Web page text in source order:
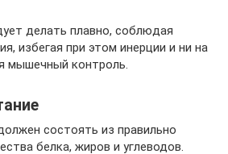
делать плавно, соблюдая
избегая при этом инерции и ни на
мышечный контроль.
состоять из правильно
белка, жиров и углеводов.